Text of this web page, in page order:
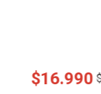
$16.990